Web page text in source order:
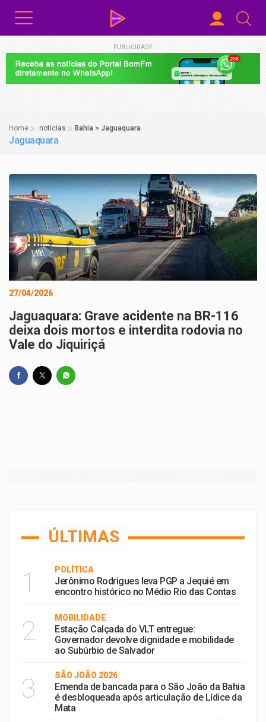
PUBLICIDADE
Home noticias Bahia > Jaguaquara
Jaguaquara
27/04/2026
Jaguaquara: Grave acidente na BR-116
deixa dois mortos e interdita rodovia no
Vale do Jiquiriçá
ÚLTIMAS
1 POLÍTICA
Jerônimo Rodrigues leva PGP a Jequié em
encontro histórico no Médio Rio das Contas
2 MOBILIDADE
Estação Calçada do VLT entregue:
Governador devolve dignidade e mobilidade
ao Subúrbio de Salvador
3 SÃO JOÃO 2026
Emenda de bancada para o São João da Bahia
é desbloqueada após articulação de Lídice da
Mata